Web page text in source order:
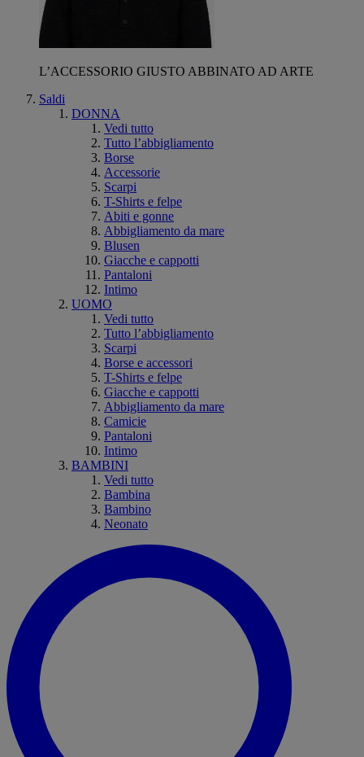
L’ACCESSORIO GIUSTO ABBINATO AD ARTE
Saldi
DONNA
Vedi tutto
Tutto l’abbigliamento
Borse
Accessorie
Scarpi
T-Shirts e felpe
Abiti e gonne
Abbigliamento da mare
Blusen
Giacche e cappotti
Pantaloni
Intimo
UOMO
Vedi tutto
Tutto l’abbigliamento
Scarpi
Borse e accessori
T-Shirts e felpe
Giacche e cappotti
Abbigliamento da mare
Camicie
Pantaloni
Intimo
BAMBINI
Vedi tutto
Bambina
Bambino
Neonato